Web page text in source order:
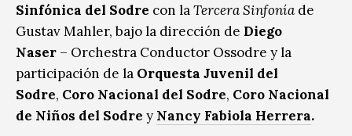
Sinfónica del Sodre con laTercera Sinfonía de
Gustav Mahler, bajo la dirección de Diego
Naser – Orchestra Conductor Ossodre y la
participación de la Orquesta Juvenil del
Sodre, Coro Nacional del Sodre, Coro Nacional
de Niños del Sodre y Nancy Fabiola Herrera.